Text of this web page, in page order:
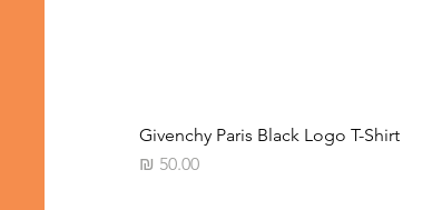
Givenchy Paris Black Logo T-Shirt
מחיר